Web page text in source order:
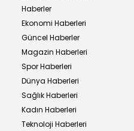
Haberler
Ekonomi Haberleri
Güncel Haberler
Magazin Haberleri
Spor Haberleri
Dünya Haberleri
Sağlık Haberleri
Kadın Haberleri
Teknoloji Haberleri